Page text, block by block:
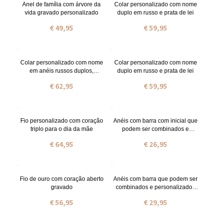
Anel de família com árvore da
vida gravado personalizado
€ 49,95
Colar personalizado com nome
duplo em russo e prata de lei
€ 59,95
Colar personalizado com nome
em anéis russos duplos,
€ 62,95
Colar personalizado com nome
duplo em russo e prata de lei
€ 59,95
Fio personalizado com coração
triplo para o dia da mãe
€ 64,95
Anéis com barra com inicial que
podem ser combinados e
€ 26,95
Fio de ouro com coração aberto
gravado
€ 56,95
Anéis com barra que podem ser
combinados e personalizados
€ 29,95